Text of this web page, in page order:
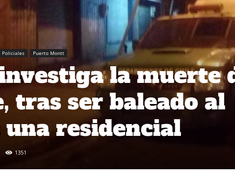
Policiales Puerto Montt
la muerte
tras ser baleado al
residencial
1351